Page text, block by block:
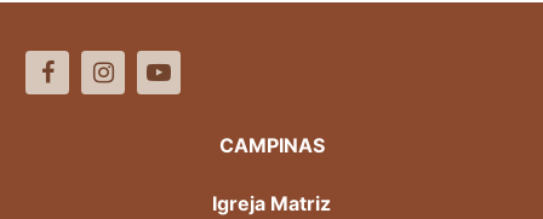
CAMPINAS
Igreja Matriz